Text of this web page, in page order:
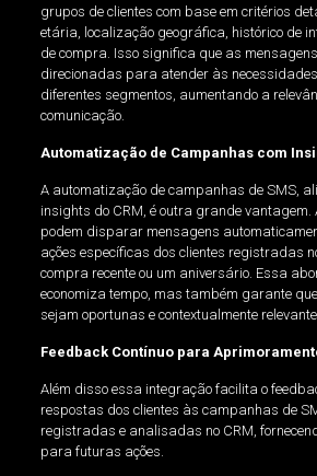
grupos de clientes com base em critérios
etária, localização geográfica, histórico de
de compra. Isso significa que as
direcionadas para atender às
diferentes segmentos, aumentando a
comunicação.
Automatização de Campanhas com
A automatização de campanhas de SMS,
insights do CRM, é outra grande
podem disparar mensagens
ações específicas dos clientes registradas
compra recente ou um aniversário. Essa
economiza tempo, mas também garante
sejam oportunas e contextualmente
Feedback Contínuo para
Além disso essa integração facilita o
respostas dos clientes às campanhas de
registradas e analisadas no CRM,
para futuras ações.